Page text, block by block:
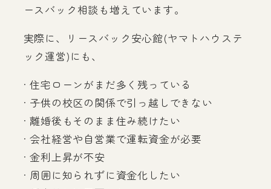
ースバック相談も増えています。
実際に、リースバック安心館(ヤマトハウステ
ック運営)にも、
· 住宅ローンがまだ多く残っている
· 子供の校区の関係で引っ越しできない
· 離婚後もそのまま住み続けたい
· 会社経営や自営業で運転資金が必要
· 金利上昇が不安
· 周囲に知られずに資金化したい